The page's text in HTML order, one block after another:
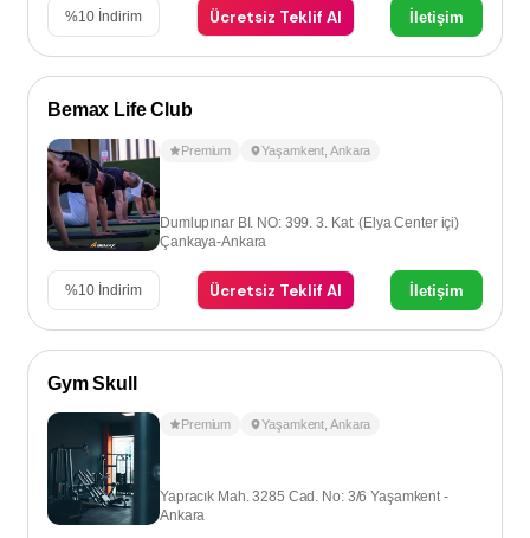
%10 İndirim Ücretsiz Teklif Al İletişim
Bemax Life Club
Premium Yaşamkent ,Ankara
Dumlupınar BI. NO: 399. 3. Kat. (Elya Center içi)
Çankaya-Ankara
%10 İndirim Ücretsiz Teklif Al İletişim
Gym Skull
Premium Yaşamkent ,Ankara
Yapracık Mah. 3285 Cad. No: 3/6 Yaşamkent -
Ankara